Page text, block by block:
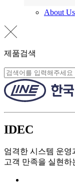
About Us
제품검색
IDEC
엄격한 시스템 운영
고객 만족을 실현하